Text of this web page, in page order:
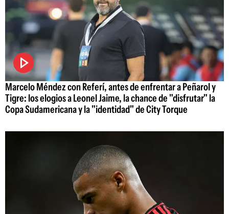
Marcelo Méndez con Referí, antes de enfrentar a Peñarol y
Tigre: los elogios a Leonel Jaime, la chance de "disfrutar" la
Copa Sudamericana y la "identidad" de City Torque